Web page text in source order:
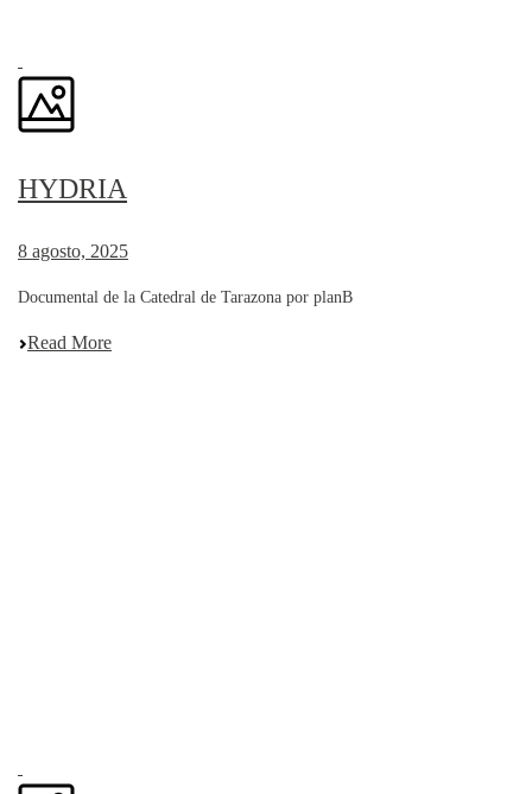
HYDRIA
8 agosto, 2025
Documental de la Catedral de Tarazona por planB
Read More